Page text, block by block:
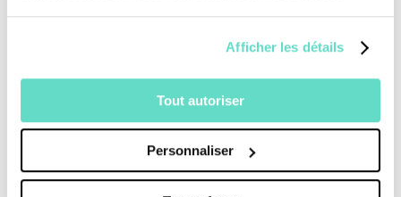
Afficher les détails
Tout autoriser
Personnaliser
Magazine Le Jour du Seigneur
Tous Frères
Générations Laudato Si’
Agenda Culturel
JDS.tv